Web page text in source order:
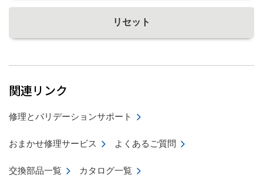
リセット
関連リンク
修理とバリデーションサポート
おまかせ修理サービス よくあるご質問
交換部品一覧 カタログ一覧